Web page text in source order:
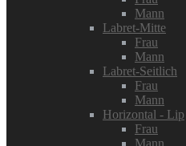
Mann
Labret-Mitte
Frau
Mann
Labret-Seitlich
Frau
Mann
Horizontal - Lip
Frau
Mann